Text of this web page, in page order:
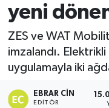
yeni
ZES ve WAT
imzalandı. Elektrikli
uygulamayla iki
EBRAR CIN
EDITÖR
Dumlupınar
Dünya